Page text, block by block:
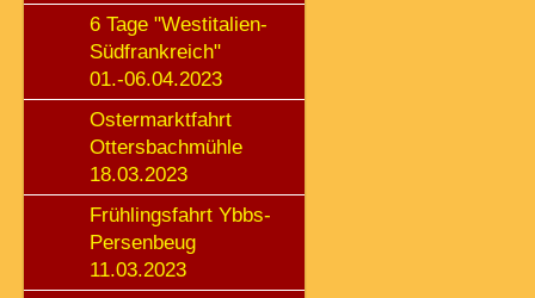
6 Tage "Westitalien-
Südfrankreich"
01.-06.04.2023
Ostermarktfahrt
Ottersbachmühle
18.03.2023
Frühlingsfahrt Ybbs-
Persenbeug
11.03.2023